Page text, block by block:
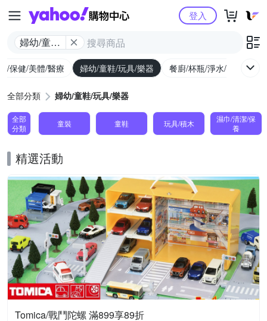
Yahoo購物中心
婦幼/童鞋/
登入
/保健/美體/醫療 婦幼/童鞋/玩具/樂器 餐廚/杯瓶/淨水/寵物
全部分類 婦幼/童鞋/玩具/樂器
全部
分類
童裝 童鞋 玩具/積木
濕巾/清潔/保
養
精選活動
Tomica/戰鬥陀螺 滿899享89折